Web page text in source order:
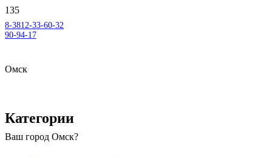
8-3812-33-60-32
90-94-17
Омск
Ваш город Омск?
Категории